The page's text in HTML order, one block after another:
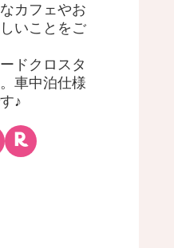
カフェやお
いことをご
ドクロスタ
車中泊仕様
♪